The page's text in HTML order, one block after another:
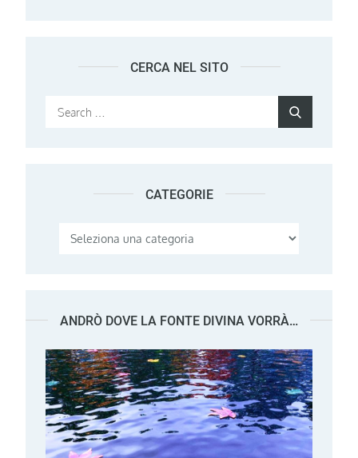
CERCA NEL SITO
Search
CATEGORIE
Categorie
ANDRÒ DOVE LA FONTE DIVINA VORRÀ…